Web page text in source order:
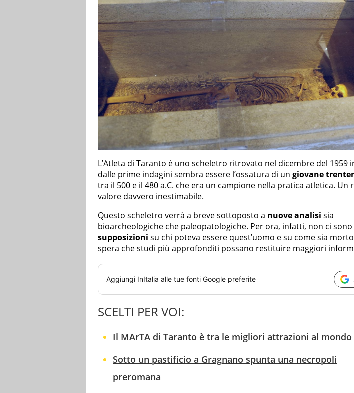
L’Atleta di Taranto è uno scheletro ritrovato nel dicembre del 1959
dalle prime indagini sembra essere l’ossatura di un giovane
tra il 500 e il 480 a.C. che era un campione nella pratica atletica. Un
valore davvero inestimabile.
Questo scheletro verrà a breve sottoposto a nuove analisi sia
bioarcheologiche che paleopatologiche. Per ora, infatti, non ci sono
supposizioni su chi poteva essere quest’uomo e su come sia
spera che studi più approfonditi possano restituire maggiori
Aggiungi InItalia alle tue fonti Google preferite
SCELTI PER VOI:
Il MArTA di Taranto è tra le migliori attrazioni al mondo
Sotto un pastificio a Gragnano spunta una necropoli
preromana